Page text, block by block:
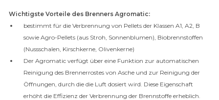
Wichtigste Vorteile des Brenners Agromatic:
bestimmt für die Verbrennung von Pellets der Klassen A1, A2, B
sowie Agro-Pellets (aus Stroh, Sonnenblumen), Biobrennstoffen
(Nussschalen, Kirschkerne, Olivenkerne)
Der Agromatic verfügt über eine Funktion zur automatischen
Reinigung des Brennerrostes von Asche und zur Reinigung der
Öffnungen, durch die die Luft dosiert wird. Diese Eigenschaft
erhöht die Effizienz der Verbrennung der Brennstoffe erheblich.